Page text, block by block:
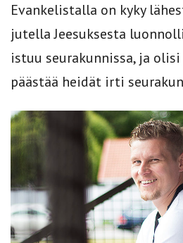
Evankelistalla on kyky
jutella Jeesuksesta
istuu seurakunnissa, ja
päästää heidät irti